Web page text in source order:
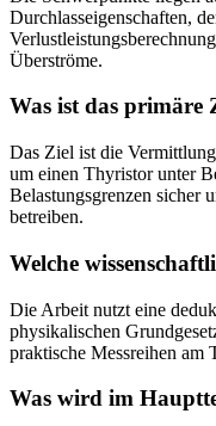
Durchlasseigenschaften,
Überströme.
Was ist das primäre
Das Ziel ist die
um einen Thyristor unter
Belastungsgrenzen sicher
betreiben.
Welche
Die Arbeit nutzt eine
physikalischen
praktische Messreihen
Was wird im